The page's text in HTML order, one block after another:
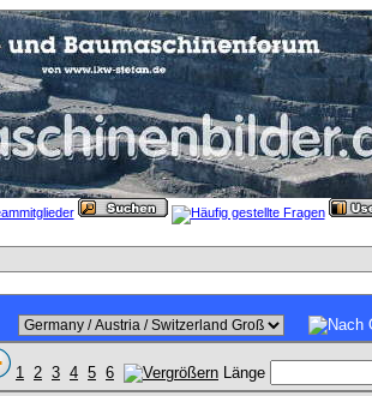
1 2 3 4 5 6 Länge